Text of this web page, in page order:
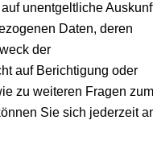
unentgeltliche
Daten, deren
der
auf Berichtigung oder
zu weiteren Fragen zum
Sie sich jederzeit